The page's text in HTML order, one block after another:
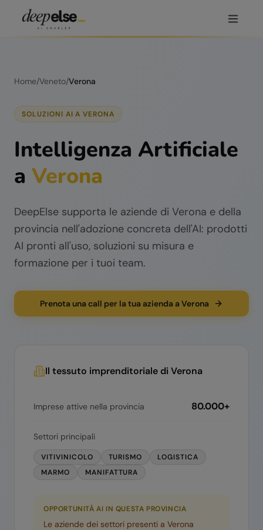
Home/Veneto/Verona
SOLUZIONI AI AVERONA
Intelligenza Artificiale
a Verona
DeepElse supporta le aziende di Verona e della
provincia nell'adozione concreta dell'AI: prodotti
AI pronti all'uso, soluzioni su misura e
formazione per i tuoi team.
Prenota una call per la tua azienda a Verona
Il tessuto imprenditoriale diVerona
Imprese attive nella provincia 80.000+
Settori principali
VITIVINICOLO TURISMO
LOGISTICA
MARMO
MANIFATTURA
OPPORTUNITÀ AI IN QUESTA PROVINCIA
Le aziende dei settori presenti a Verona